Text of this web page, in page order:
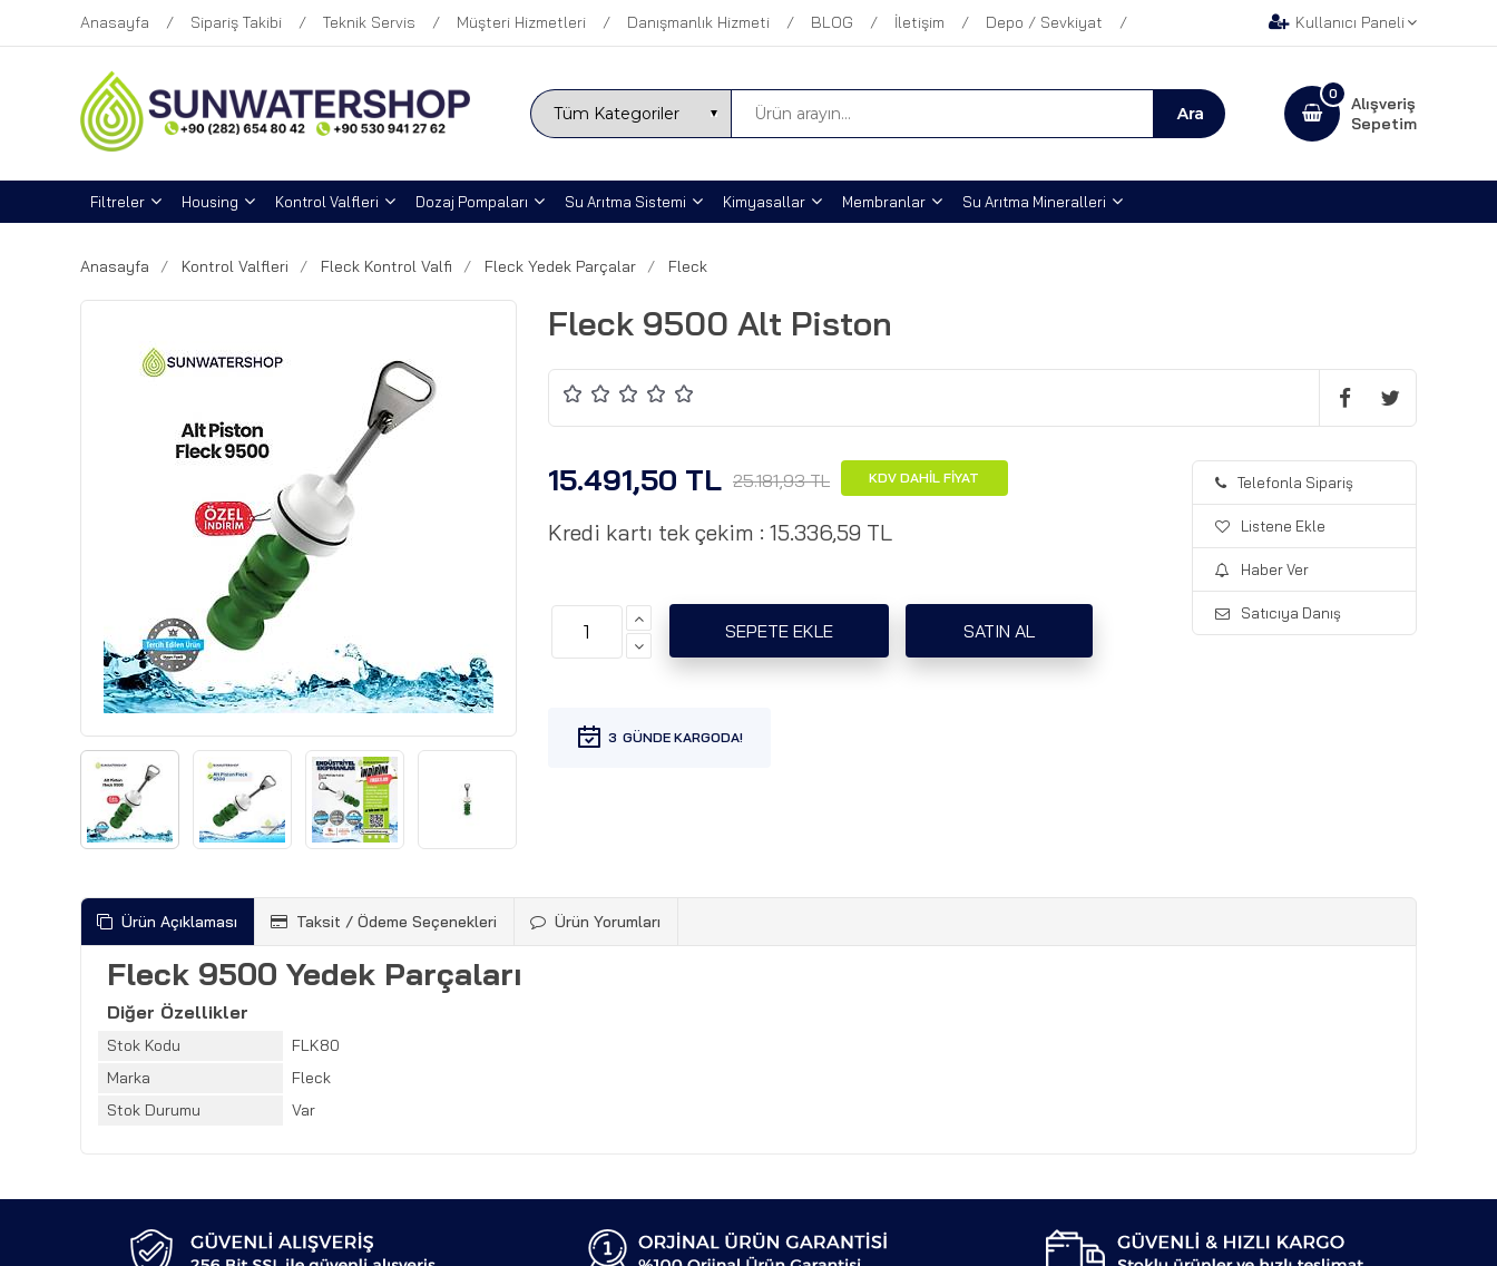
Anasayfa Sipariş Takibi Teknik Servis Müşteri Hizmetleri Danışmanlık Hizmeti BLOG İletişim Depo / Sevkiyat Kullanıcı Paneli
Alışveriş
Sepetim
0
Filtreler Housing Kontrol Valfleri Dozaj Pompaları Su Arıtma Sistemi Kimyasallar Membranlar Su Arıtma Mineralleri
Anasayfa Kontrol Valfleri Fleck Kontrol Valfi Fleck Yedek Parçalar Fleck
Fleck 9500 Alt Piston
15.491,50 TL 25.181,93 TL KDV DAHİL FİYAT
Kredi kartı tek çekim : 15.336,59 TL
3
Telefonla Sipariş
Listene Ekle
Haber Ver
Satıcıya Danış
Ürün Açıklaması Taksit / Ödeme Seçenekleri Ürün Yorumları
Fleck 9500 Yedek Parçaları
Diğer Özellikler
Stok Kodu
FLK80
Marka
Fleck
Stok Durumu
Var